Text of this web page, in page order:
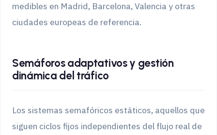
medibles en Madrid, Barcelona, Valencia y otras
ciudades europeas de referencia.
Semáforos adaptativos y gestión
dinámica del tráfico
Los sistemas semafóricos estáticos, aquellos que
siguen ciclos fijos independientes del flujo real de